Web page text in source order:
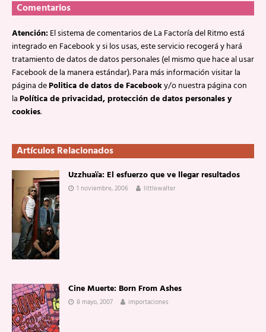
Comentarios
Atención:El sistema de comentarios de La Factoría del Ritmo está
integrado en Facebook y si los usas, este servicio recogerá y hará
tratamiento de datos de datos personales (el mismo que hace al usar
Facebook de la manera estándar). Para más información visitar la
página dePolitica de datos de Facebooky/o nuestra página con
laPolítica de privacidad, protección de datos personales y
cookies.
Artículos Relacionados
Uzzhuaïa: El esfuerzo que ve llegar resultados
1 noviembre, 2006 littlewalter
Cine Muerte: Born From Ashes
8 mayo, 2007 importaciones